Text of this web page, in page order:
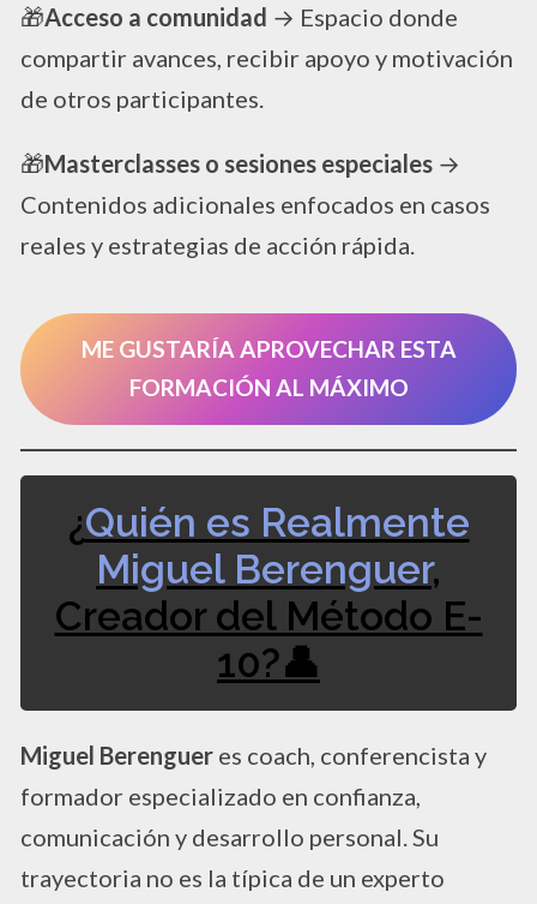
🎁Acceso a comunidad → Espacio donde
compartir avances, recibir apoyo y motivación
de otros participantes.
🎁Masterclasses o sesiones especiales →
Contenidos adicionales enfocados en casos
reales y estrategias de acción rápida.
ME GUSTARÍA APROVECHAR ESTA
FORMACIÓN AL MÁXIMO
¿Quién es Realmente
Miguel Berenguer,
Creador del Método E-
10?👤
Miguel Berenguer es coach, conferencista y
formador especializado en confianza,
comunicación y desarrollo personal. Su
trayectoria no es la típica de un experto